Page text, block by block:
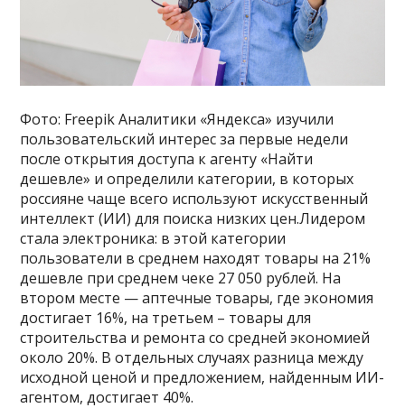
Фото: Freepik Аналитики «Яндекса» изучили
пользовательский интерес за первые недели
после открытия доступа к агенту «Найти
дешевле» и определили категории, в которых
россияне чаще всего используют искусственный
интеллект (ИИ) для поиска низких цен.Лидером
стала электроника: в этой категории
пользователи в среднем находят товары на 21%
дешевле при среднем чеке 27 050 рублей. На
втором месте — аптечные товары, где экономия
достигает 16%, на третьем – товары для
строительства и ремонта со средней экономией
около 20%. В отдельных случаях разница между
исходной ценой и предложением, найденным ИИ-
агентом, достигает 40%.